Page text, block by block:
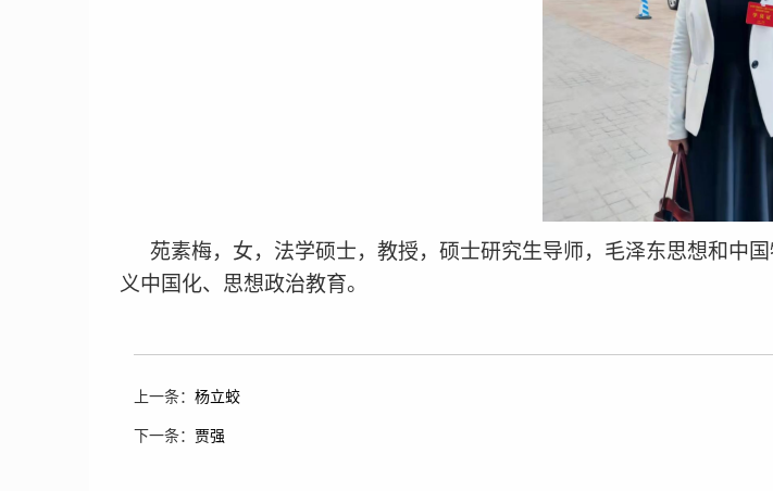
苑素梅，女，法学硕士，教授，硕士研究生导师，毛泽东思想和中
义中国化、思想政治教育。
上一条： 杨立蛟
下一条： 贾强